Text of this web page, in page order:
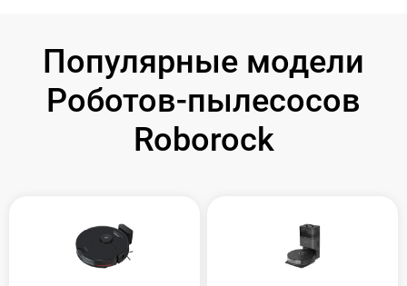
Популярные модели
Роботов-пылесосов
Roborock